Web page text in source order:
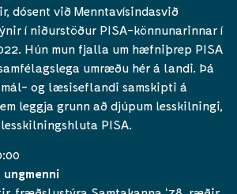
dósent við Menntavísindasvið
í niðurstöður PISA-könnunarinnar í
Hún mun fjalla um hæfniþrep PISA
umræðu hér á landi. Þá
og læsiseflandi samskipti á
leggja grunn að djúpum lesskilningi,
PISA.